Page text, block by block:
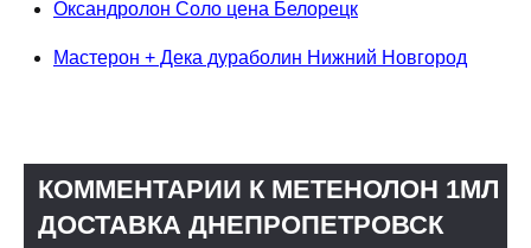
Оксандролон Соло цена Белорецк
Мастерон + Дека дураболин Нижний Новгород
КОММЕНТАРИИ К МЕТЕНОЛОН 1МЛ
ДОСТАВКА ДНЕПРОПЕТРОВСК